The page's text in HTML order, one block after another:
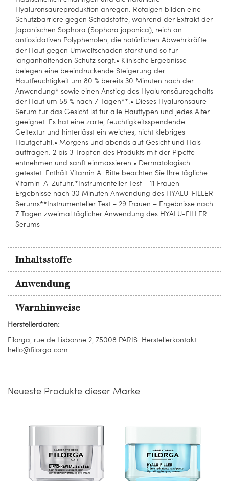
Hyaluronsäureproduktion anregen. Rotalgen bilden eine
Schutzbarriere gegen Schadstoffe, während der Extrakt der
Japanischen Sophora (Sophora japonica), reich an
antioxidativen Polyphenolen, die natürlichen Abwehrkräfte
der Haut gegen Umweltschäden stärkt und so für
langanhaltenden Schutz sorgt.• Klinische Ergebnisse
belegen eine beeindruckende Steigerung der
Hautfeuchtigkeit um 80 % bereits 30 Minuten nach der
Anwendung* sowie einen Anstieg des Hyaluronsäuregehalts
der Haut um 58 % nach 7 Tagen**.• Dieses Hyaluronsäure-
Serum für das Gesicht ist für alle Hauttypen und jedes Alter
geeignet. Es hat eine zarte, feuchtigkeitsspendende
Geltextur und hinterlässt ein weiches, nicht klebriges
Hautgefühl.• Morgens und abends auf Gesicht und Hals
auftragen. 2 bis 3 Tropfen des Produkts mit der Pipette
entnehmen und sanft einmassieren.• Dermatologisch
getestet. Enthält Vitamin A. Bitte beachten Sie Ihre tägliche
Vitamin-A-Zufuhr.*Instrumenteller Test – 11 Frauen –
Ergebnisse nach 30 Minuten Anwendung des HYALU-FILLER
Serums**Instrumenteller Test – 29 Frauen – Ergebnisse nach
7 Tagen zweimal täglicher Anwendung des HYALU-FILLER
Serums
Inhaltsstoffe
Anwendung
Warnhinweise
Herstellerdaten:
Filorga, rue de Lisbonne 2, 75008 PARIS. Herstellerkontakt:
hello@filorga.com
Neueste Produkte dieser Marke